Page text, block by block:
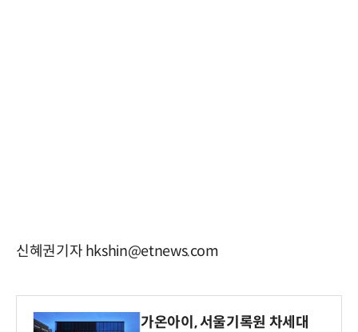
신혜권기자 hkshin@etnews.com
가온아이, 서울기록원 차세대